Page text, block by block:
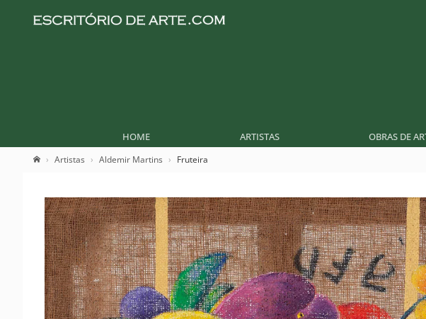
HOME ARTISTAS OBRAS DE
Artistas Aldemir Martins Fruteira